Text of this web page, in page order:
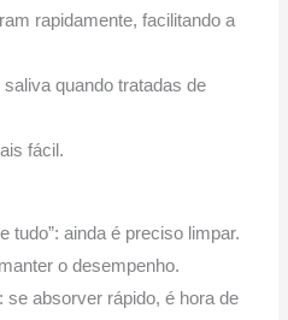
rapidamente, facilitando a
quando tratadas de
fácil.
tudo”: ainda é preciso limpar.
o desempenho.
se absorver rápido, é hora de